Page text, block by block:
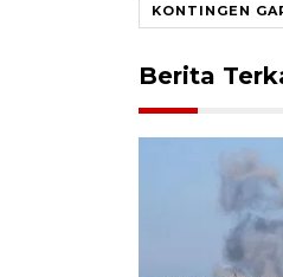
KONTINGEN
Berita